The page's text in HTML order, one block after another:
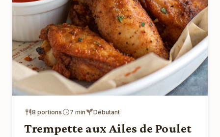
8 portions 7 min Débutant
Trempette aux Ailes de Poulet